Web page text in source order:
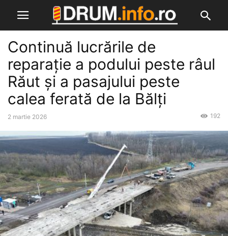
Continuă lucrările de
reparație a podului peste râul
Răut și a pasajului peste
calea ferată de la Bălți
2 martie 2026 192